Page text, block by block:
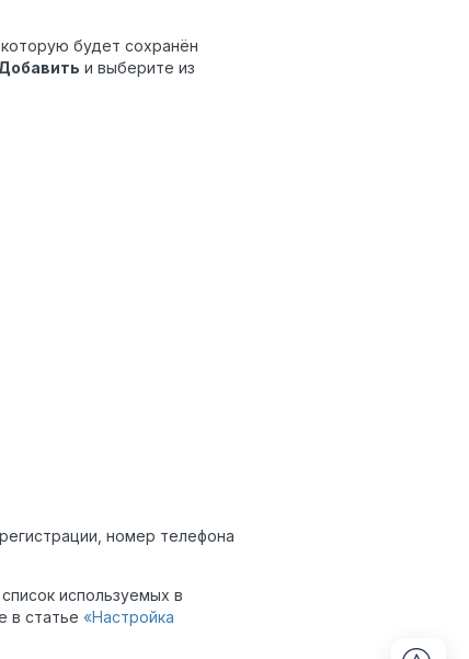
будет сохранён
и выберите из
номер телефона
используемых в
в статье «Настройка